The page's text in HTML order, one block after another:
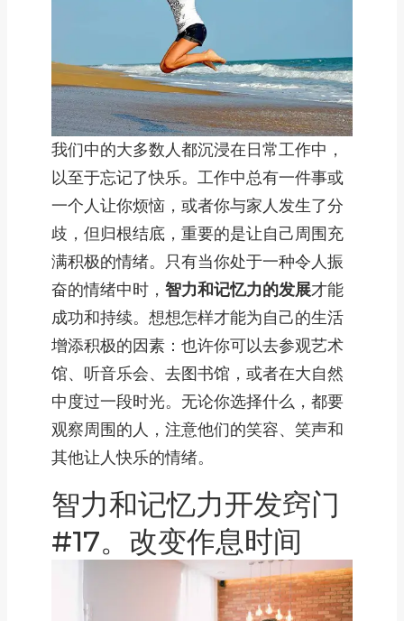
我们中的大多数人都沉浸在日常工作中，
以至于忘记了快乐。工作中总有一件事或
一个人让你烦恼，或者你与家人发生了分
歧，但归根结底，重要的是让自己周围充
满积极的情绪。只有当你处于一种令人振
奋的情绪中时，智力和记忆力的发展才能
成功和持续。想想怎样才能为自己的生活
增添积极的因素：也许你可以去参观艺术
馆、听音乐会、去图书馆，或者在大自然
中度过一段时光。无论你选择什么，都要
观察周围的人，注意他们的笑容、笑声和
其他让人快乐的情绪。
智力和记忆力开发窍门
#17。改变作息时间